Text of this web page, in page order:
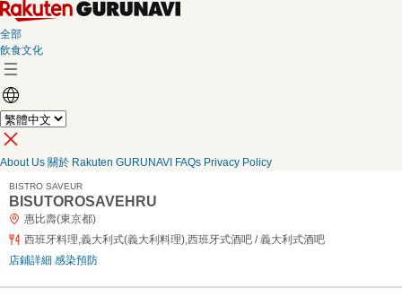
全部
飲食文化
About Us 關於 Rakuten GURUNAVI FAQs Privacy Policy
BISTRO SAVEUR
BISUTOROSAVEHRU
惠比壽(東京都)
西班牙料理,義大利式(義大利料理),西班牙式酒吧 / 義大利式酒吧
店鋪詳細 感染預防